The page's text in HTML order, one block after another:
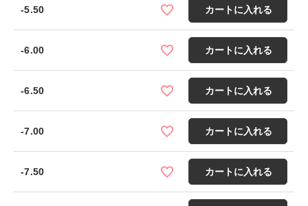
-5.50 カートに入れる
-6.00 カートに入れる
-6.50 カートに入れる
-7.00 カートに入れる
-7.50 カートに入れる